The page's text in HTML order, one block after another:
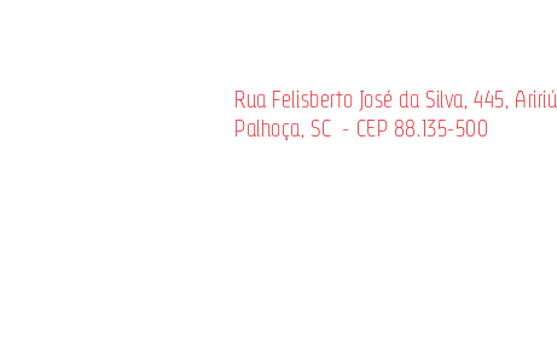
Rua Felisberto José da Silva, 445, Aririú
Palhoça, SC - CEP 88.135-500